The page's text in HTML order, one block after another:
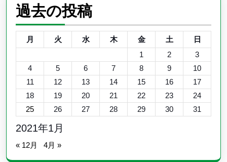
過去の投稿
2021年1月
月 火 水 木 金 土
日
1
2
3
4
5 6 7 8 9
10
11
12 13 14 15 16
17
18
19 20 21 22 23
24
25
26 27 28 29 30 31
« 12月 4月 »